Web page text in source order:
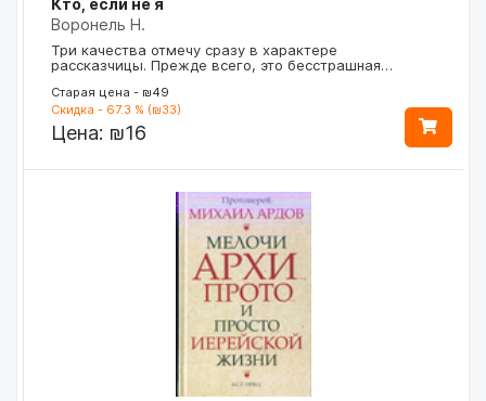
Кто, если не я
Воронель Н.
Три качества отмечу сразу в характере
рассказчицы. Прежде всего, это бесстрашная…
Старая цена - ₪49
Скидка - 67.3 % (₪33)
Цена: ₪16